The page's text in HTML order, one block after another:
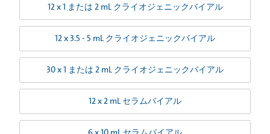
12 x 1 または 2 mL クライオジェニックバイアル
12 x 3.5 - 5 mL クライオジェニックバイアル
30 x 1 または 2 mL クライオジェニックバイアル
12 x 2 mL セラムバイアル